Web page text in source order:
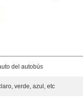
del autobús
verde, azul, etc